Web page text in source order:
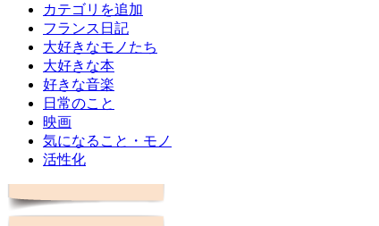
カテゴリを追加
フランス日記
大好きなモノたち
大好きな本
好きな音楽
日常のこと
映画
気になること・モノ
活性化